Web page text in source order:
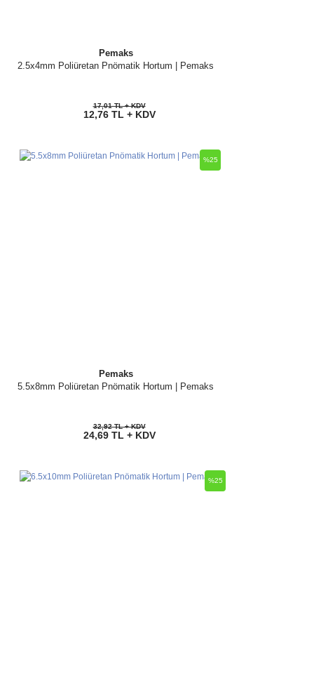
Pemaks
2.5x4mm Poliüretan Pnömatik Hortum | Pemaks
17,01 TL + KDV
12,76 TL + KDV
Pemaks
5.5x8mm Poliüretan Pnömatik Hortum | Pemaks
%25
32,92 TL + KDV
24,69 TL + KDV
%25